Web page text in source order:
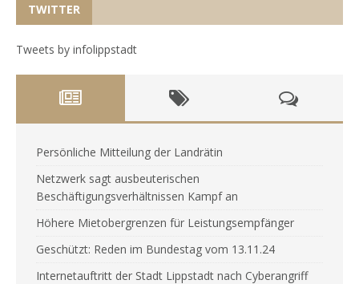
TWITTER
Tweets by infolippstadt
Persönliche Mitteilung der Landrätin
Netzwerk sagt ausbeuterischen
Beschäftigungsverhältnissen Kampf an
Höhere Mietobergrenzen für Leistungsempfänger
Geschützt: Reden im Bundestag vom 13.11.24
Internetauftritt der Stadt Lippstadt nach Cyberangriff